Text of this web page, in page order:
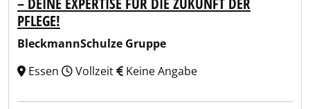
PFLEGE!
BleckmannSchulze Gruppe
Essen
Vollzeit Keine Angabe